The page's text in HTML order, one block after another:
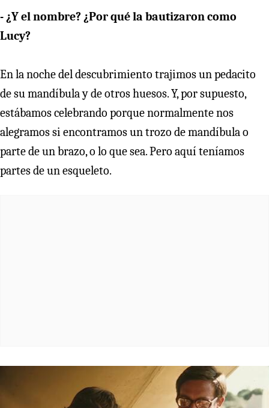
- ¿Y el nombre? ¿Por qué la bautizaron como
Lucy?
En la noche del descubrimiento trajimos un pedacito
de su mandíbula y de otros huesos. Y, por supuesto,
estábamos celebrando porque normalmente nos
alegramos si encontramos un trozo de mandíbula o
parte de un brazo, o lo que sea. Pero aquí teníamos
partes de un esqueleto.